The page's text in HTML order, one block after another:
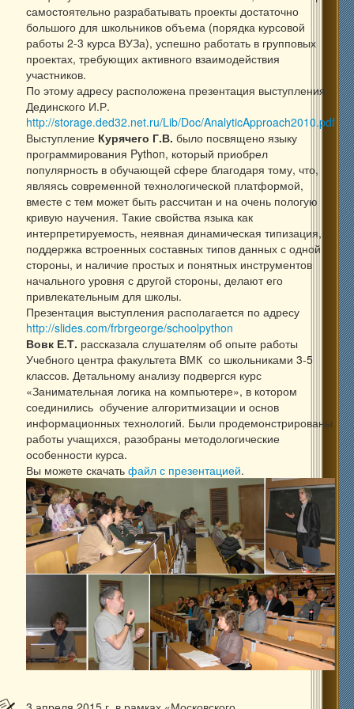
самостоятельно разрабатывать проекты достаточно
большого для школьников объема (порядка курсовой
работы 2-3 курса ВУЗа), успешно рабо­тать в групповых
проектах, требующих активного взаимодействия
участников.
По этому адресу расположена презентация выступления
Дединского И.Р.
http://storage.ded32.net.ru/Lib/Doc/AnalyticApproach2010.pdf
Выступление Курячего Г.В. было посвящено языку
программирования Python, который приобрел
популярность в обучающей сфере благодаря тому, что,
являясь современной технологической платформой,
вместе с тем может быть рассчитан и на очень пологую
кривую научения. Такие свойства языка как
интерпретируемость, неявная динамическая типизация,
поддержка встроенных составных типов данных с одной
стороны, и наличие простых и понятных инструментов
начального уровня с другой стороны, делают его
привлекательным для школы.
Презентация выступления располагается по адресу
http://slides.com/frbrgeorge/schoolpython
Вовк Е.Т. рассказала слушателям об опыте работы
Учебного центра факультета ВМК со школьниками 3-5
классов. Детальному анализу подвергся курс
«Занимательная логика на компьютере», в котором
соединились обучение алгоритмизации и основ
информационных технологий. Были продемонстрированы
работы учащихся, разобраны методологические
особенности курса.
Вы можете скачать файл с презентацией.